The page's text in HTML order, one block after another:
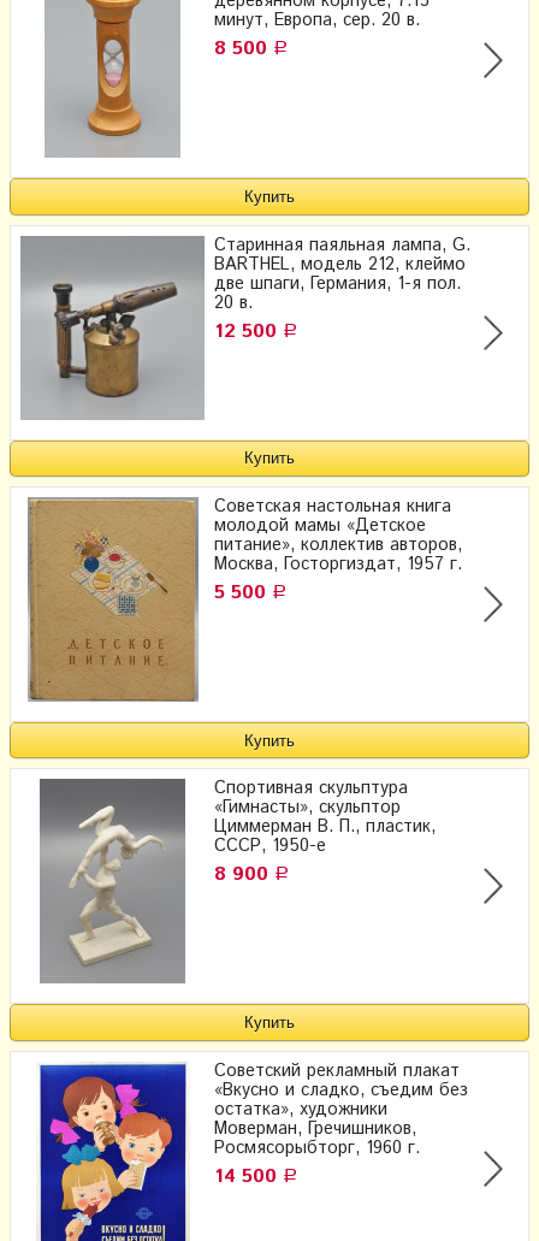
минут, Европа, сер. 20 в.
8 500 Р
Старинная паяльная лампа, G.
BARTHEL, модель 212, клеймо
две шпаги, Германия, 1-я пол.
20 в.
12 500 Р
Советская настольная книга
молодой мамы «Детское
питание», коллектив авторов,
Москва, Госторгиздат, 1957 г.
5 500 Р
Спортивная скульптура
«Гимнасты», скульптор
Циммерман В. П., пластик​,
СССР, 1950-е
8 900 Р
Советский рекламный плакат
«Вкусно и сладко, съедим без
остатка», художники
Моверман, Гречишников,
Росмясорыбторг, 1960 г.
14 500 Р